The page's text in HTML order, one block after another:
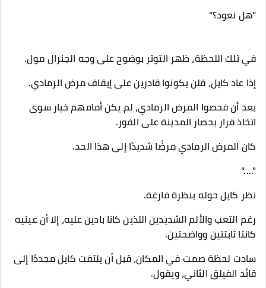
"هل نعود؟"
في تلك اللحظة، ظهر التوتر بوضوح على وجه الجنرال مول.
إذا عاد كايل، فلن يكونوا قادرين على إيقاف مرض الرمادي.
بعد أن فحصوا المرض الرمادي، لم يكن أمامهم خيار سوى
اتخاذ قرار بحصار المدينة على الفور.
كان المرض الرمادي مرضًا شديدًا إلى هذا الحد.
"...."
نظر كايل حوله بنظرة فارغة.
رغم التعب والألم الشديدين اللذين كانا بادين عليه، إلا أن عينيه
كانتا ثابتتين وواضحتين.
سادت لحظة صمت في المكان، قبل أن يلتفت كايل مجددًا إلى
قائد الفيلق الثاني، ويقول.